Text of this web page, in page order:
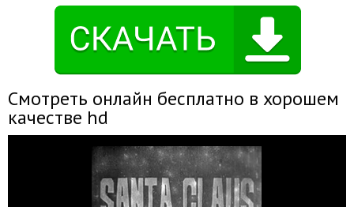
Смотреть онлайн бесплатно в хорошем
качестве hd